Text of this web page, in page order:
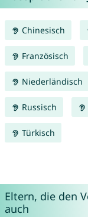
Chinesisch
Französisch
Niederländisch
Russisch
Türkisch
Eltern, die den
auch